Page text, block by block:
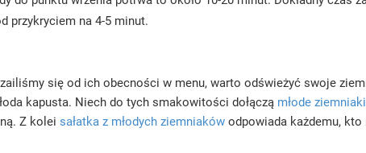
przykryciem na 4-5 minut.
się od ich obecności w menu, warto odświeżyć swoje
kapusta. Niech do tych smakowitości dołączą młode
Z kolei sałatka z młodych ziemniaków odpowiada każdemu,